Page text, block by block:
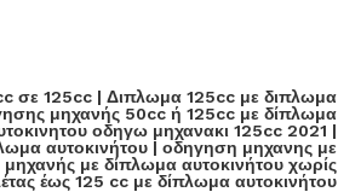
σε 125cc| Διπλωμα 125cc με διπλωμα
μηχανής 50cc ή 125cc με δίπλωμα
οδηγω μηχανακι 125cc 2021 |
αυτοκινήτου| οδηγηση μηχανης με
με δίπλωμα αυτοκινήτου χωρίς
έως 125 cc με δίπλωμα αυτοκινήτου